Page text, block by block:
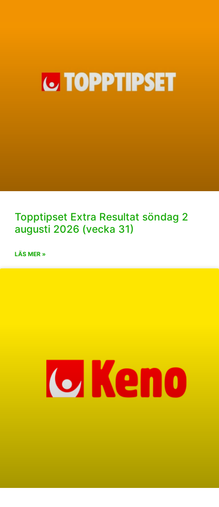
Topptipset Extra Resultat söndag 2
augusti 2026 (vecka 31)
LÄS MER »